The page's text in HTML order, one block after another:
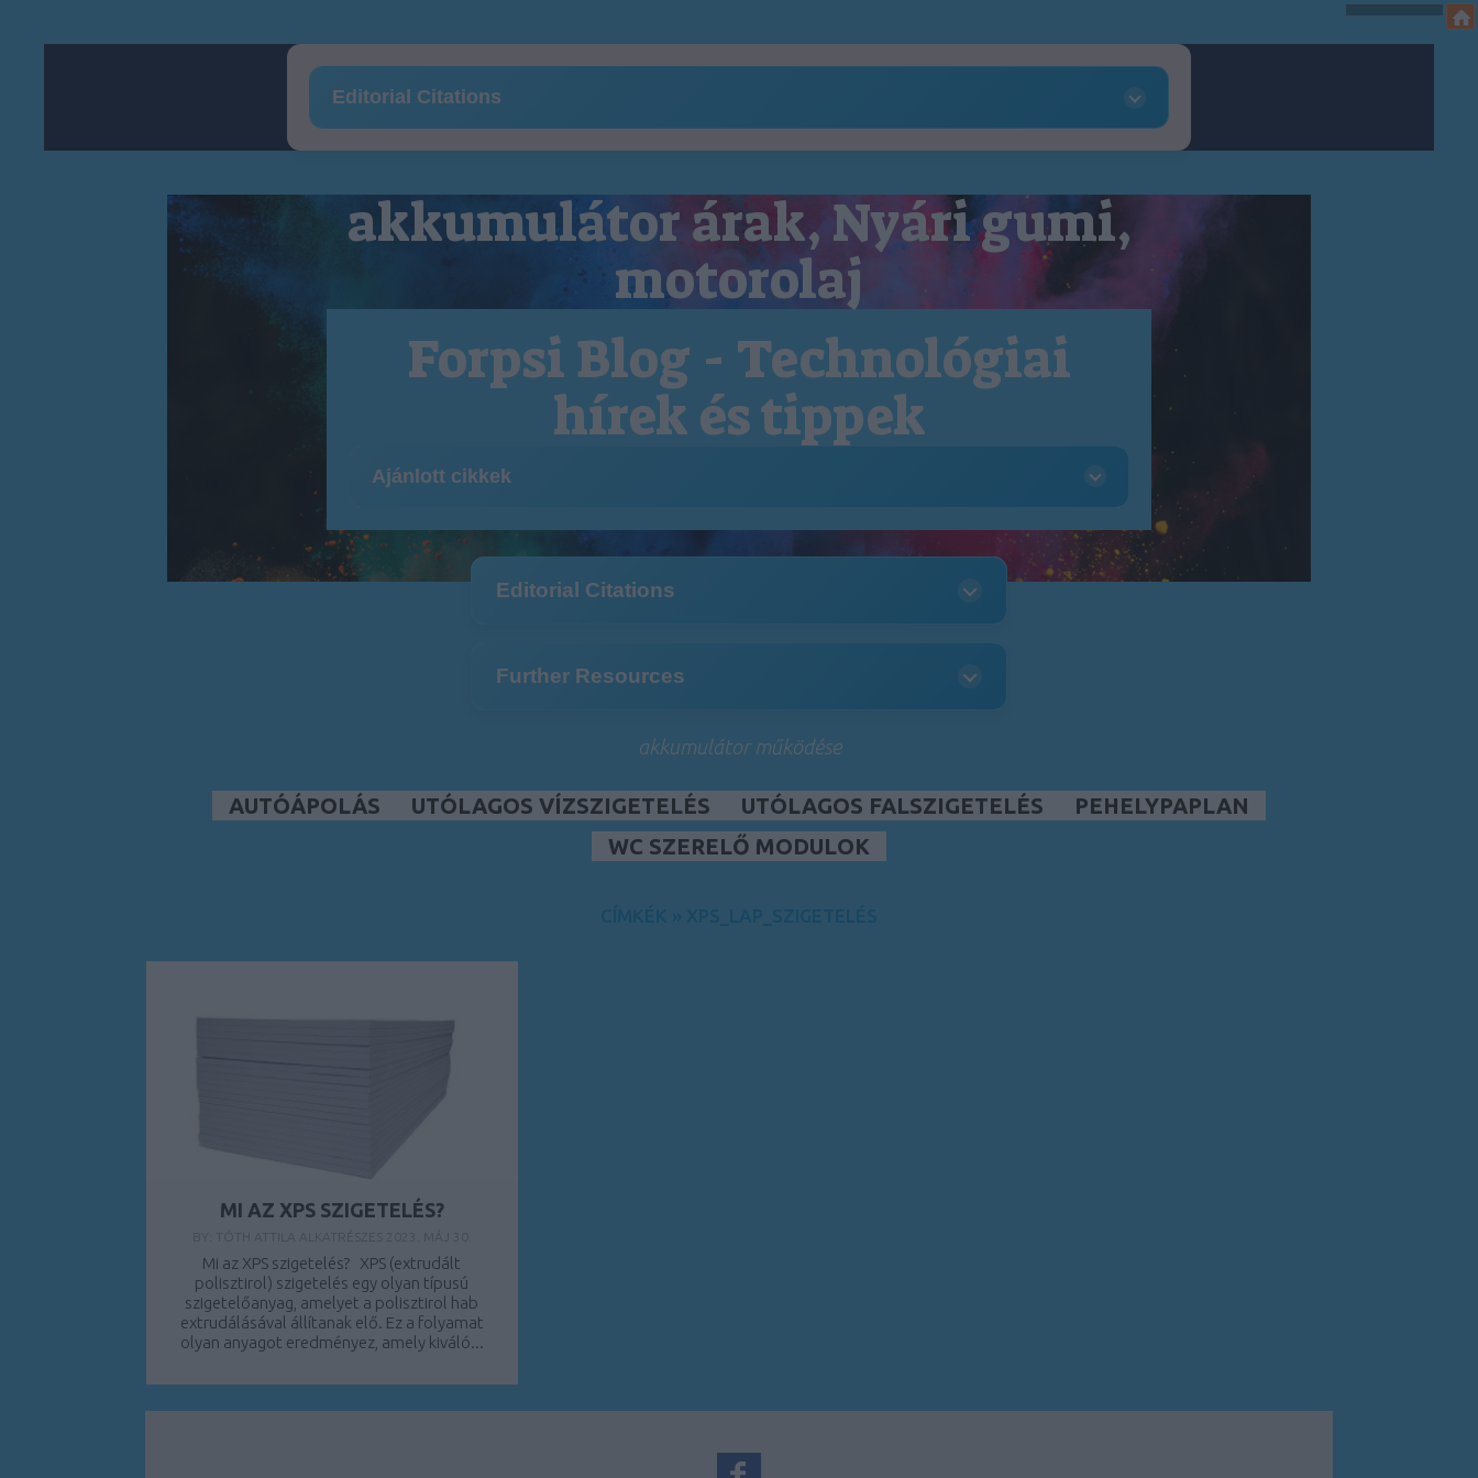
Editorial Citations
akkumulátor árak, Nyári gumi,
motorolaj
Forpsi Blog - Technológiai
hírek és tippek
Ajánlott cikkek
Editorial Citations
Further Resources
akkumulátor működése
AUTÓÁPOLÁS UTÓLAGOS VÍZSZIGETELÉS UTÓLAGOS FALSZIGETELÉS
PEHELYPAPLAN
WC SZERELŐ MODULOK
MI AZ XPS SZIGETELÉS?
Mi az XPS szigetelés? XPS (extrudált
polisztirol) szigetelés egy olyan típusú
szigetelőanyag, amelyet a polisztirol hab
extrudálásával állítanak elő. Ez a folyamat
olyan anyagot eredményez, amely kiváló...